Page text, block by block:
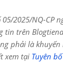
2025/NQ-CP
tin trên
phải là
xem tại Tuyên